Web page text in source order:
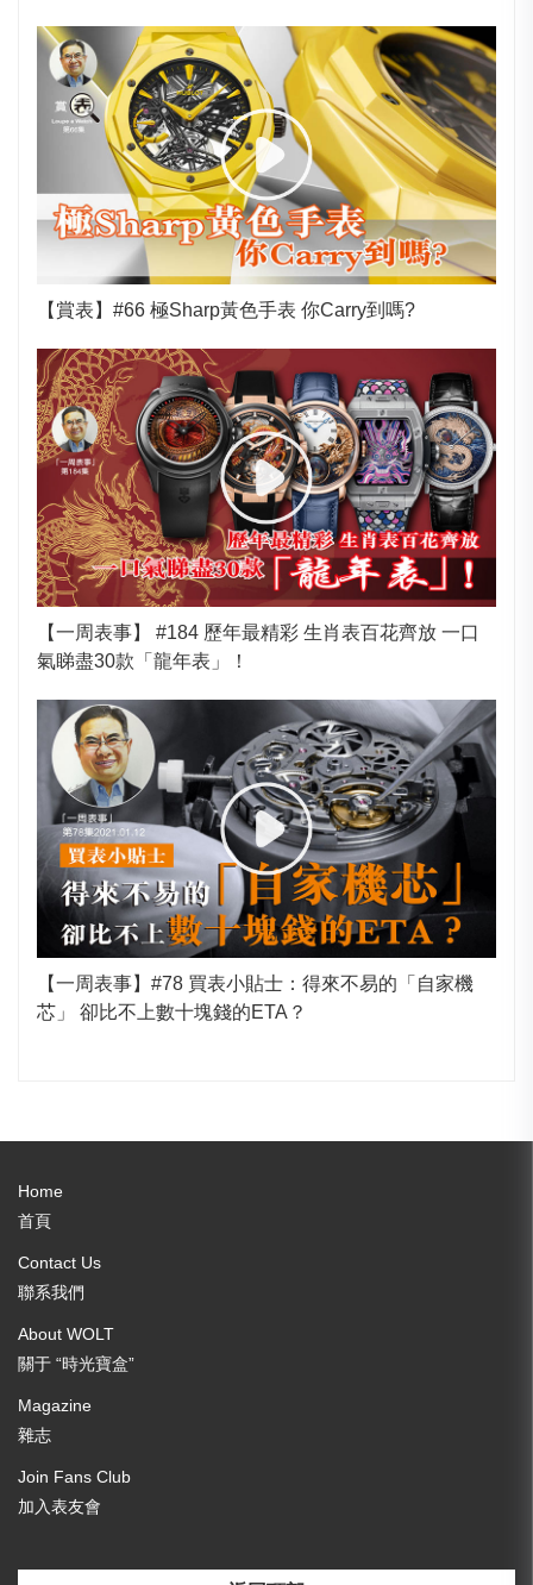
【賞表】#66 極Sharp黃色手表 你Carry到嗎?
【一周表事】 #184 歷年最精彩 生肖表百花齊放 一口
氣睇盡30款「龍年表」！
【一周表事】#78 買表小貼士：得來不易的「自家機
芯」 卻比不上數十塊錢的ETA？
Home
首頁
Contact Us
聯系我們
About WOLT
關于 “時光寶盒”
Magazine
雜志
Join Fans Club
加入表友會